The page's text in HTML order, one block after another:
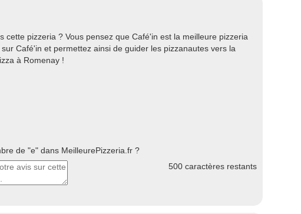
cette pizzeria ? Vous pensez que Café'in est la meilleure pizzeria
Café'in et permettez ainsi de guider les pizzanautes vers la
à Romenay !
de "e" dans MeilleurePizzeria.fr ?
500 caractères restants